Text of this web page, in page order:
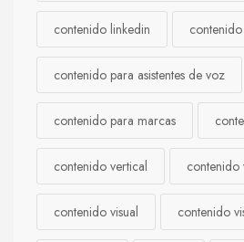
contenido linkedin
contenido para asistentes de voz
contenido para marcas
contenido vertical contenido
contenido visual contenido